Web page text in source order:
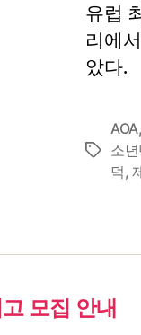
유럽
리에
았다.
Tags
AOA,
소
덕,
모집 안내